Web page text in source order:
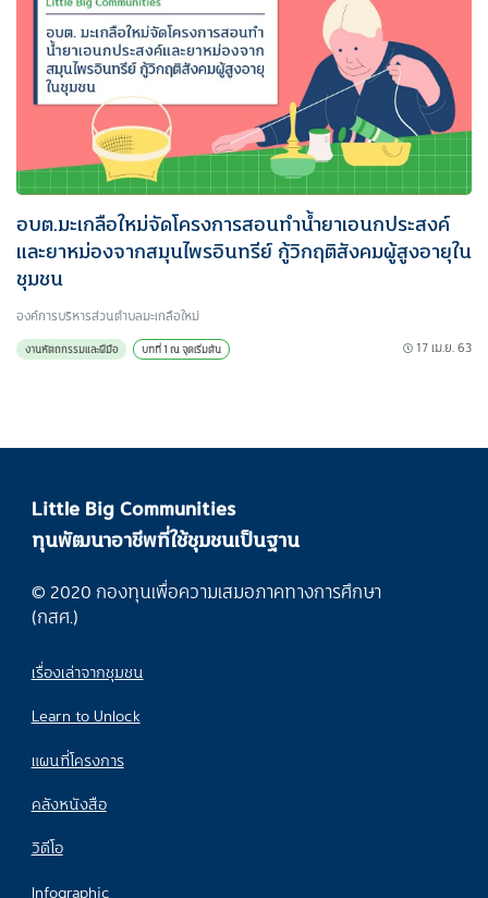
อบต.มะเกลือใหม่จัดโครงการสอนทำน้ำยาเอนกประสงค์
และยาหม่องจากสมุนไพรอินทรีย์ กู้วิกฤติสังคมผู้สูงอายุใน
ชุมชน
องค์การบริหารส่วนตําบลมะเกลือใหม่
งานหัตถกรรมและฝีมือ บทที่ 1 ณ จุดเริ่มต้น 17 เม.ย. 63
Little Big Communities
ทุนพัฒนาอาชีพที่ใช้ชุมชนเป็นฐาน
© 2020 กองทุนเพื่อความเสมอภาคทางการศึกษา
(กสศ.)
เรื่องเล่าจากชุมชน
Learn to Unlock
แผนที่โครงการ
คลังหนังสือ
วิดีโอ
Infographic